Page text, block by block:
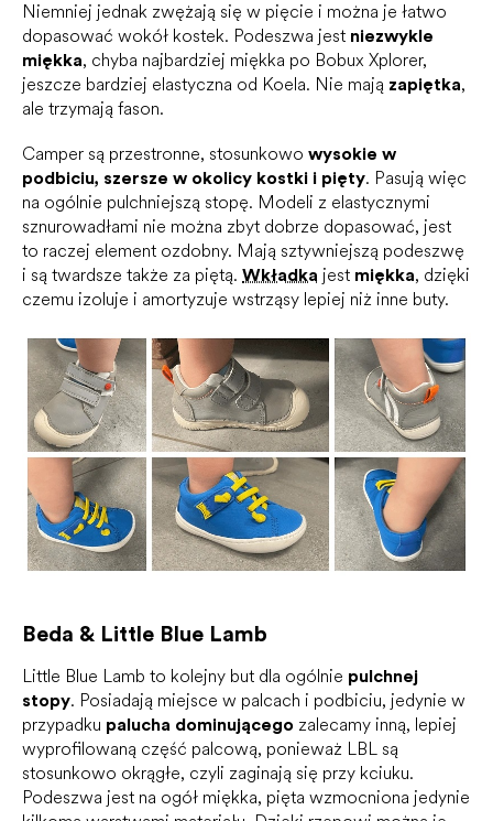
Niemniej jednak zwężają się w pięcie i można je łatwo
dopasować wokół kostek. Podeszwa jest niezwykle
miękka, chyba najbardziej miękka po Bobux Xplorer,
jeszcze bardziej elastyczna od Koela. Nie mają zapiętka,
ale trzymają fason.
Camper są przestronne, stosunkowo wysokie w
podbiciu, szersze w okolicy kostki i pięty. Pasują więc
na ogólnie pulchniejszą stopę. Modeli z elastycznymi
sznurowadłami nie można zbyt dobrze dopasować, jest
to raczej element ozdobny. Mają sztywniejszą podeszwę
i są twardsze także za piętą. Wkładka jest miękka, dzięki
czemu izoluje i amortyzuje wstrząsy lepiej niż inne buty.
Beda & Little Blue Lamb
Little Blue Lamb to kolejny but dla ogólnie pulchnej
stopy. Posiadają miejsce w palcach i podbiciu, jedynie w
przypadku palucha dominującego zalecamy inną, lepiej
wyprofilowaną część palcową, ponieważ LBL są
stosunkowo okrągłe, czyli zaginają się przy kciuku.
Podeszwa jest na ogół miękka, pięta wzmocniona jedynie